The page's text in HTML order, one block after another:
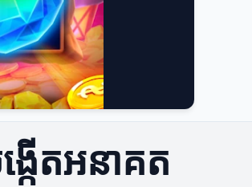
កើតអនាគត